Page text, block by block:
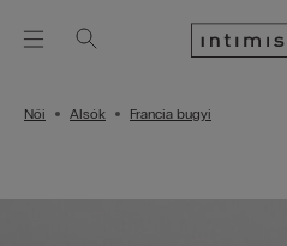
Női Alsók Francia bugyi